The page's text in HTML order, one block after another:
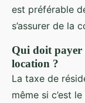
est préférable
s’assurer de la
Qui doit payer
location ?
La taxe de
même si c’est